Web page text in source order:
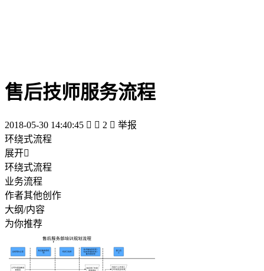
售后技师服务流程
2018-05-30 14:40:45   2  举报
环绕式流程
展开
环绕式流程
业务流程
作者其他创作
大纲/内容
为你推荐